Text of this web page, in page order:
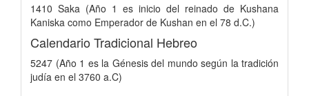
1410 Saka (Año 1 es inicio del reinado de Kushana
Kaniska como Emperador de Kushan en el 78 d.C.)
Calendario Tradicional Hebreo
5247 (Año 1 es la Génesis del mundo según la tradición
judía en el 3760 a.C)